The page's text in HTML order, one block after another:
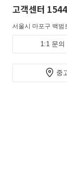
고객센터
서울시 마포구 백범
1:1 문의
중